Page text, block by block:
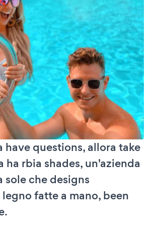
have questions, allora take
ha rbia shades, un'azienda
che designs
fatte a mano, been